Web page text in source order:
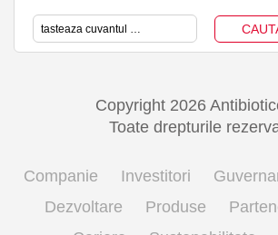
Copyright 2026
Toate drepturile
Companie Investitori
Dezvoltare
Produse